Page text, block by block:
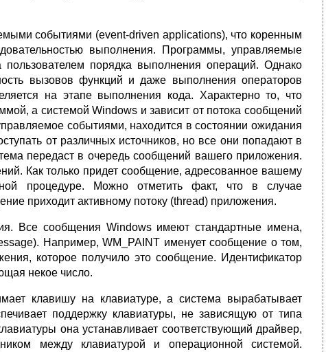
событиями (event-driven applications), что коренным
выполнения. Программы, управляемые
порядка выполнения операций. Однако
вызовов функций и даже выполнения операторов
на этапе выполнения кода. Характерно то, что
а системой Windows и зависит от потока сообщений
событиями, находится в состоянии ожидания
от различных источников, но все они попадают в
передаст в очередь сообщений вашего приложения.
Как только придет сообщение, адресованное вашему
процедуре. Можно отметить факт, что в случае
приходит активному потоку (thread) приложения.
Все сообщения Windows имеют стандартные имена,
Например, WM_PAINT именует сообщение о том,
которое получило это сообщение. Идентификатор
некое число.
клавишу на клавиатуре, а система вырабатывает
поддержку клавиатуры, не зависящую от типа
она устанавливает соответствующий драйвер,
между клавиатурой и операционной системой.